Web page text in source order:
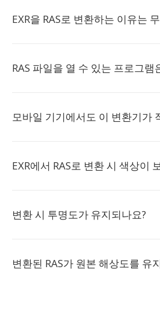
EXR을 RAS로 변환하는 이유는
RAS 파일을 열 수 있는 프로그램
모바일 기기에서도 이 변환기가
EXR에서 RAS로 변환 시 색상이
변환 시 투명도가 유지되나요?
변환된 RAS가 원본 해상도를 유